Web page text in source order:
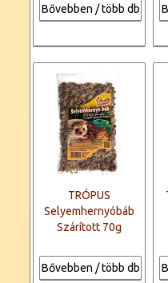
Bővebben / több db
TRÓPUS
Selyemhernyóbáb
Szárított 70g
Bővebben / több db